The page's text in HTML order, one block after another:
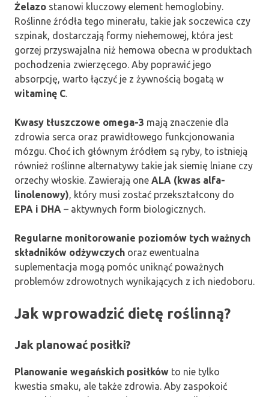
Żelazo stanowi kluczowy element hemoglobiny.
Roślinne źródła tego minerału, takie jak soczewica czy
szpinak, dostarczają formy niehemowej, która jest
gorzej przyswajalna niż hemowa obecna w produktach
pochodzenia zwierzęcego. Aby poprawić jego
absorpcję, warto łączyć je z żywnością bogatą w
witaminę C.
Kwasy tłuszczowe omega-3 mają znaczenie dla
zdrowia serca oraz prawidłowego funkcjonowania
mózgu. Choć ich głównym źródłem są ryby, to istnieją
również roślinne alternatywy takie jak siemię lniane czy
orzechy włoskie. Zawierają one ALA (kwas alfa-
linolenowy), który musi zostać przekształcony do
EPA i DHA – aktywnych form biologicznych.
Regularne monitorowanie poziomów tych ważnych
składników odżywczych oraz ewentualna
suplementacja mogą pomóc uniknąć poważnych
problemów zdrowotnych wynikających z ich niedoboru.
Jak wprowadzić dietę roślinną?
Jak planować posiłki?
Planowanie wegańskich posiłków to nie tylko
kwestia smaku, ale także zdrowia. Aby zaspokoić